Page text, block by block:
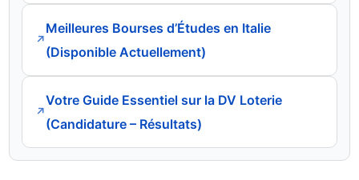
↗
Meilleures Bourses d’Études en Italie
(Disponible Actuellement)
↗
Votre Guide Essentiel sur la DV Loterie
(Candidature – Résultats)